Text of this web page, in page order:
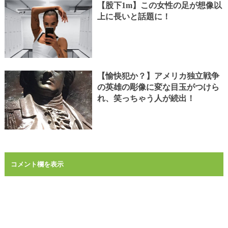
【股下1m】この女性の足が想像以
上に長いと話題に！
【愉快犯か？】アメリカ独立戦争
の英雄の彫像に変な目玉がつけら
れ、笑っちゃう人が続出！
コメント欄を表示